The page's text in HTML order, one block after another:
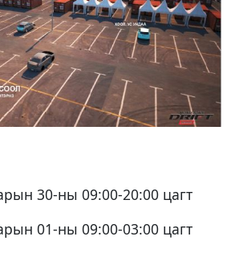
30-ны 09:00-20:00 цагт
01-ны 09:00-03:00 цагт